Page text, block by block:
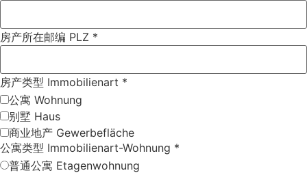
房产所在邮编 PLZ *
房产类型 Immobilienart *
公寓 Wohnung
别墅 Haus
商业地产 Gewerbefläche
公寓类型 Immobilienart-Wohnung *
普通公寓 Etagenwohnung